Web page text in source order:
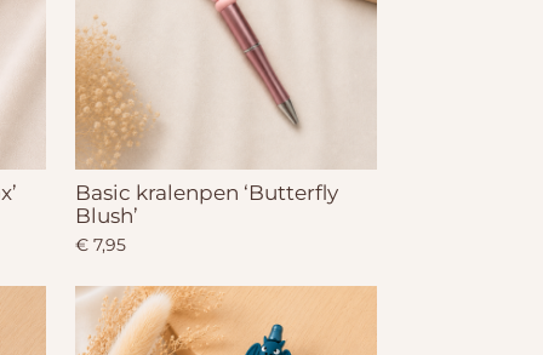
Basic kralenpen ‘Butterfly
Blush’
€ 7,95